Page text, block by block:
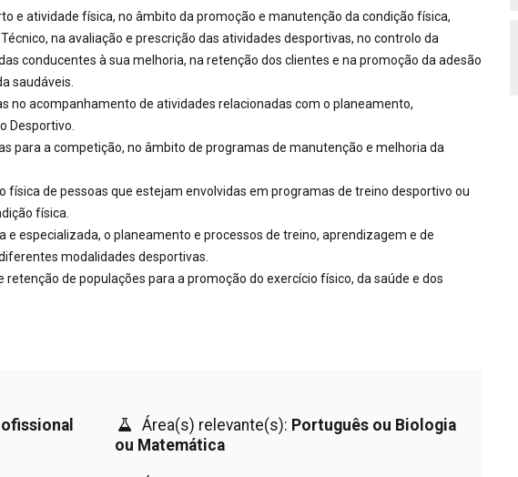
e atividade física, no âmbito da promoção e manutenção da condição física,
na avaliação e prescrição das atividades desportivas, no controlo da
conducentes à sua melhoria, na retenção dos clientes e na promoção da adesão
saudáveis.
no acompanhamento de atividades relacionadas com o planeamento,
Desportivo.
para a competição, no âmbito de programas de manutenção e melhoria da
física de pessoas que estejam envolvidas em programas de treino desportivo ou
física.
e especializada, o planeamento e processos de treino, aprendizagem e de
modalidades desportivas.
de populações para a promoção do exercício físico, da saúde e dos
Área(s) relevante(s): Português ou Biologia
ou Matemática